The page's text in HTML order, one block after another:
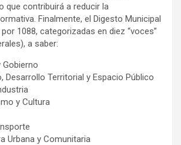
que contribuirá a reducir la
Finalmente, el Digesto Municipal
1088, categorizadas en diez “voces”
a saber:
Desarrollo Territorial y Espacio Público
y Cultura
Urbana y Comunitaria